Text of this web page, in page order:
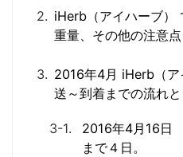
iHerb（アイハーブ）
重量、その他の注意点
2016年4月 iHerb（ア
送～到着までの流れと
2016年4月16日
まで４日。